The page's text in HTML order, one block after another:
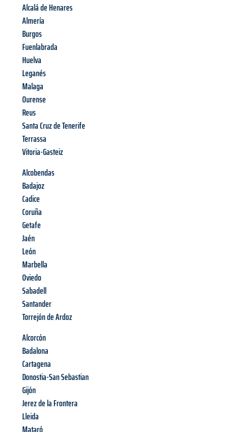
Alcalá de Henares
Almería
Burgos
Fuenlabrada
Huelva
Leganés
Malaga
Ourense
Reus
Santa Cruz de Tenerife
Terrassa
Vitoria-Gasteiz
Alcobendas
Badajoz
Cadice
Coruña
Getafe
Jaén
León
Marbella
Oviedo
Sabadell
Santander
Torrejón de Ardoz
Alcorcón
Badalona
Cartagena
Donostia-San Sebastian
Gijón
Jerez de la Frontera
Lleida